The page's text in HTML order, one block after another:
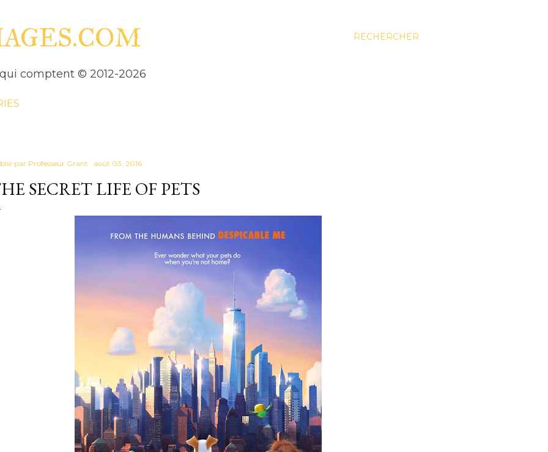
RECHERCHER
comptent © 2012-2026
par Professeur Grant août 03, 2016
SECRET LIFE OF PETS